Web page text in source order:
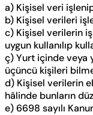
a) Kişisel veri
b) Kişisel verileri
c) Kişisel verilerin
uygun kullanılıp
ç) Yurt içinde veya
üçüncü kişileri
d) Kişisel verilerin
hâlinde bunların
e) 6698 sayılı